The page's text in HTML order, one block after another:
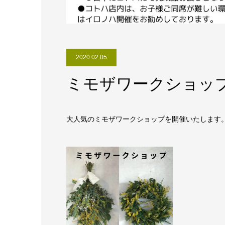
2020.02.05
ミモザワークショッ
大人気のミモザワークショップを開催いたします